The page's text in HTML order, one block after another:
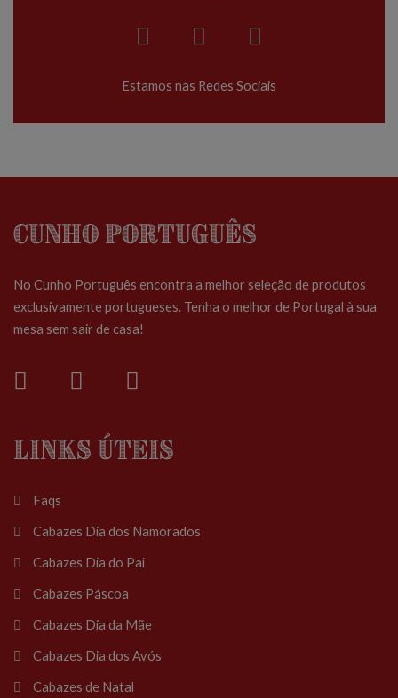
Estamos nas Redes Sociais
Cunho Português
No Cunho Português encontra a melhor seleção de produtos
exclusivamente portugueses. Tenha o melhor de Portugal à sua
mesa sem sair de casa!
Links Úteis
Faqs
Cabazes Dia dos Namorados
Cabazes Dia do Pai
Cabazes Páscoa
Cabazes Dia da Mãe
Cabazes Dia dos Avós
Cabazes de Natal